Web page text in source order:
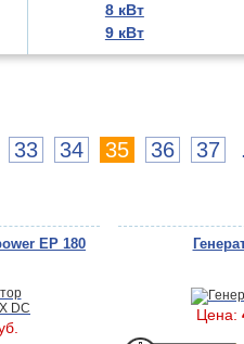
8 кВт
9 кВт
33 34 35 36 37
EP 180
Цена: